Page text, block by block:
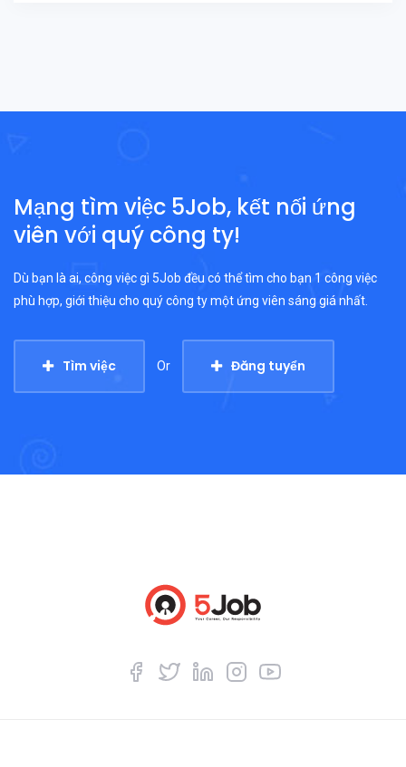
Mạng tìm việc 5Job, kết nối ứng
viên với quý công ty!
Dù bạn là ai, công việc gì 5Job đều có thể tìm cho bạn 1 công việc
phù hợp, giới thiệu cho quý công ty một ứng viên sáng giá nhất.
Tìm việc Or Đăng tuyển